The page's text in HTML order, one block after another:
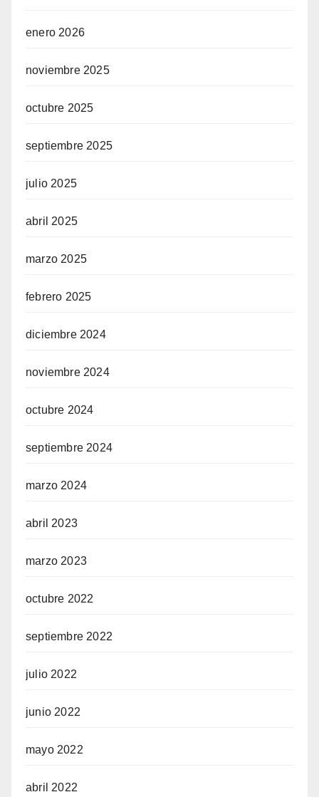
enero 2026
noviembre 2025
octubre 2025
septiembre 2025
julio 2025
abril 2025
marzo 2025
febrero 2025
diciembre 2024
noviembre 2024
octubre 2024
septiembre 2024
marzo 2024
abril 2023
marzo 2023
octubre 2022
septiembre 2022
julio 2022
junio 2022
mayo 2022
abril 2022